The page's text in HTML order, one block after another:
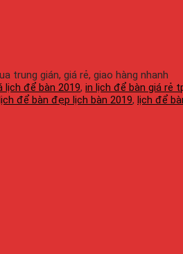
trung gián, giá rẻ, giao hàng nhanh
lịch để bàn 2019, in lịch để bàn giá rẻ
để bàn đẹp lịch bàn 2019, lịch để